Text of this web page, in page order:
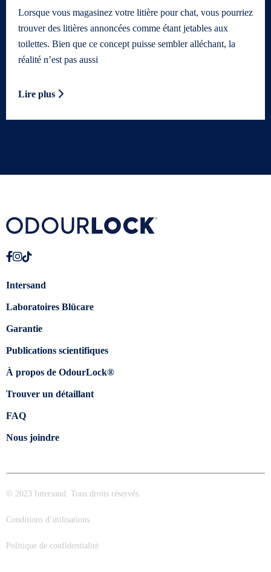
Lorsque vous magasinez votre litière pour chat, vous pourriez
trouver des litières annoncées comme étant jetables aux
toilettes. Bien que ce concept puisse sembler alléchant, la
réalité n’est pas aussi
Lire plus
Intersand
Laboratoires Blücare
Garantie
Publications scientifiques
À propos de OdourLock®
Trouver un détaillant
FAQ
Nous joindre
© 2023 Intersand. Tous droits réservés.
Conditions d’utilisations
Politique de confidentialité